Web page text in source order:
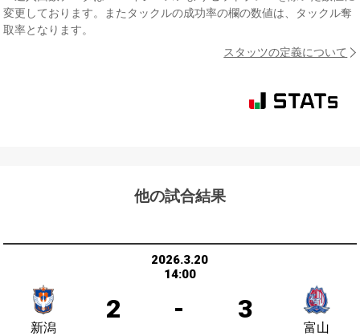
変更しております。またタックルの成功率の欄の数値は、タックル奪
取率となります。
スタッツの定義について
他の試合結果
2026.3.20
14:00
2 - 3
新潟 富山